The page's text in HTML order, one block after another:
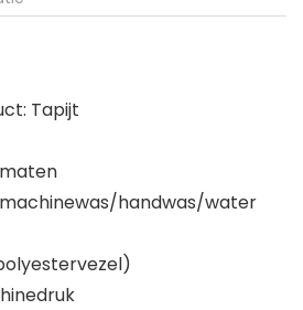
Tapijt
handwas/water